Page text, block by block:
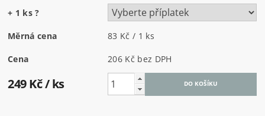
+ 1 ks?
Měrná cena 83 Kč / 1 ks
Cena 206 Kč bez DPH
249 Kč/ ks